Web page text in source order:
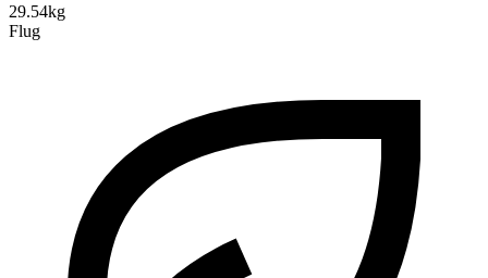
29.54kg
Flug